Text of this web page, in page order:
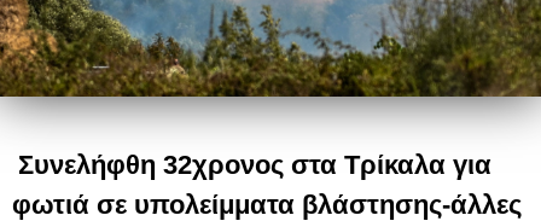
Συνελήφθη 32χρονος στα Τρίκαλα για
φωτιά σε υπολείμματα βλάστησης-άλλες